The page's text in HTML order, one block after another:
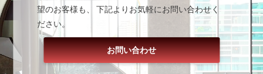
望のお客様も、 下記よりお気軽にお問い合わせく
ださい。
お問い合わせ